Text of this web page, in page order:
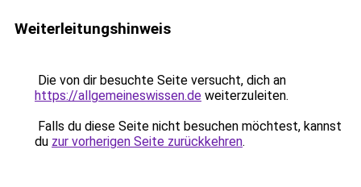
Weiterleitungshinweis
Die von dir besuchte Seite versucht, dich an
https://allgemeineswissen.de weiterzuleiten.
Falls du diese Seite nicht besuchen möchtest, kannst
du zur vorherigen Seite zurückkehren.